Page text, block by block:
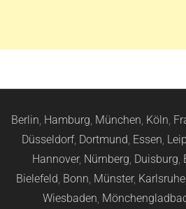
Berlin, Hamburg, München, Köln,
Düsseldorf, Dortmund, Essen,
Hannover, Nürnberg, Duisburg,
Bielefeld, Bonn, Münster, Karlsruhe,
Wiesbaden,